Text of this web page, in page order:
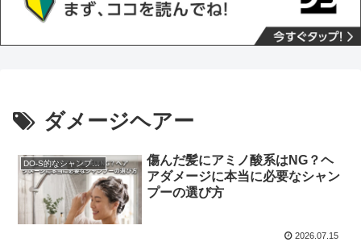
ダメージヘアー
DO-S的なシャンプー解析
傷んだ髪にアミノ酸系はNG？ヘ
アダメージに本当に必要なシャン
プーの選び方
2026.07.15